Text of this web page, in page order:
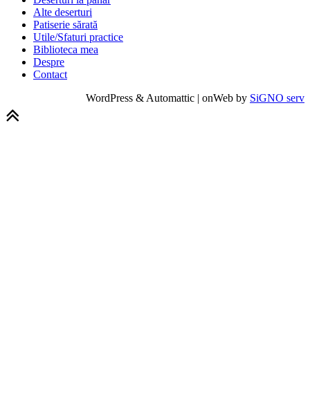
Alte deserturi
Patiserie sărată
Utile/Sfaturi practice
Biblioteca mea
Despre
Contact
WordPress & Automattic | onWeb by SiGNO serv